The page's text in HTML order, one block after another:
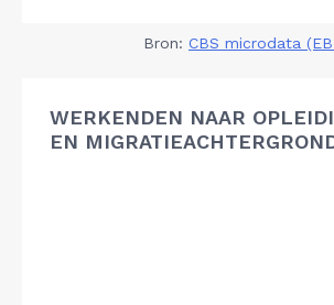
Bron: CBS microdata
WERKENDEN NAAR
EN